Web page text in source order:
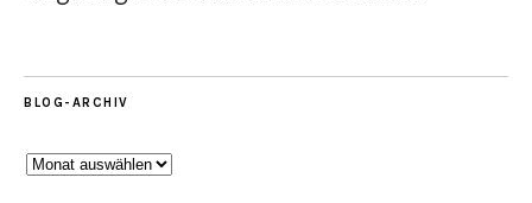
BLOG-ARCHIV
Blog-